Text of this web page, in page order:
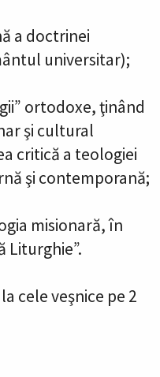
a doctrinei
universitar);
ortodoxe, ţinând
şi cultural
critică a teologiei
şi contemporană;
misionară, în
Liturghie”.
cele veşnice pe 2